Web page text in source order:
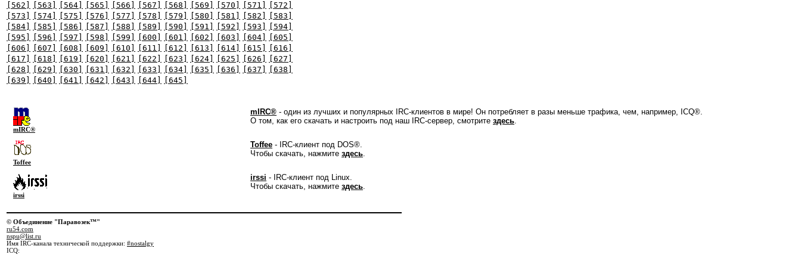
[562] [563] [564] [565] [566] [567] [568] [569] [570] [571]
[572]
[573]
[574] [575] [576] [577] [578] [579] [580] [581] [582]
[583]
[584]
[585] [586] [587] [588] [589] [590] [591] [592] [593]
[594]
[595]
[596] [597] [598] [599] [600] [601] [602] [603] [604]
[605]
[606]
[607] [608] [609] [610] [611] [612] [613] [614] [615]
[616]
[617]
[618] [619] [620] [621] [622] [623] [624] [625] [626]
[627]
[628]
[629] [630] [631] [632] [633] [634] [635] [636] [637]
[638]
[639]
[640] [641] [642] [643] [644] [645]
mIRC®
mIRC® - один из лучших и популярных IRC-клиентов в мире! Он потребляет в разы меньше трафика, чем, например, ICQ®.
О том, как его скачать и настроить под наш IRC-сервер, смотрите здесь.
Toffee
Toffee - IRC-клиент под DOS®.
Чтобы скачать, нажмите здесь.
irssi
irssi - IRC-клиент под Linux.
Чтобы скачать, нажмите здесь.
© Объединение "Паравозек™"
ru54.com
nspu@list.ru
Имя IRC-канала технической поддержки: #nostalgy
ICQ: